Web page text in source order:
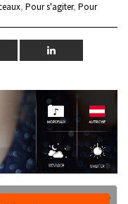
, Pour s'agiter, Pour